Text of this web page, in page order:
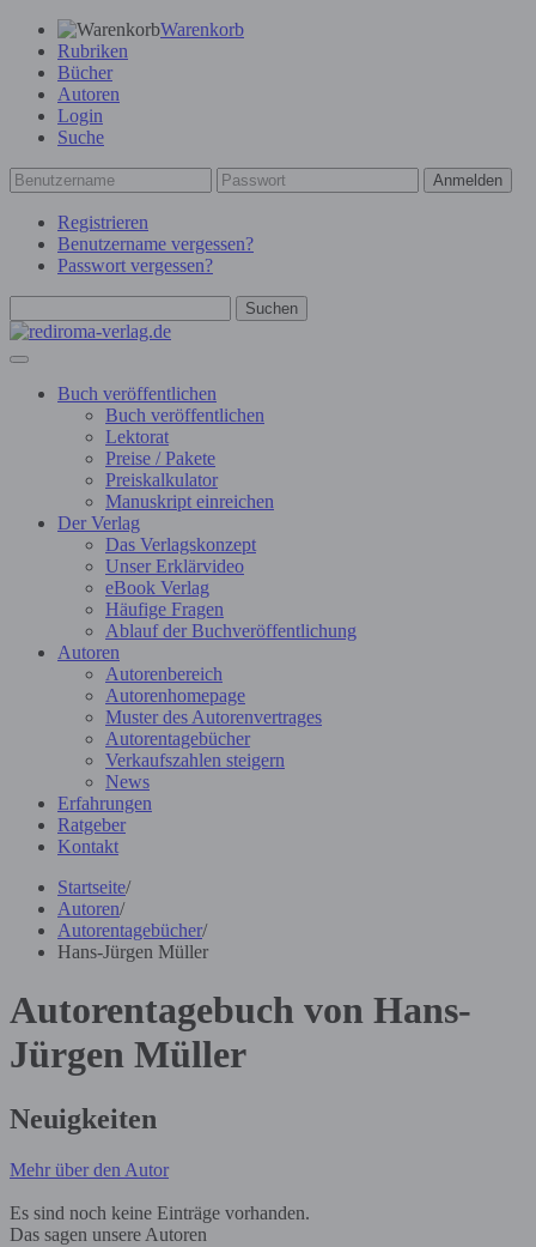
Warenkorb
Rubriken
Bücher
Autoren
Login
Suche
Anmelden
Registrieren
Benutzername vergessen?
Passwort vergessen?
Suchen
Buch veröffentlichen
Buch veröffentlichen
Lektorat
Preise / Pakete
Preiskalkulator
Manuskript einreichen
Der Verlag
Das Verlagskonzept
Unser Erklärvideo
eBook Verlag
Häufige Fragen
Ablauf der Buchveröffentlichung
Autoren
Autorenbereich
Autorenhomepage
Muster des Autorenvertrages
Autorentagebücher
Verkaufszahlen steigern
News
Erfahrungen
Ratgeber
Kontakt
Startseite/
Autoren/
Autorentagebücher/
Hans-Jürgen Müller
Autorentagebuch von Hans-
Jürgen Müller
Neuigkeiten
Mehr über den Autor
Es sind noch keine Einträge vorhanden.
Das sagen unsere Autoren